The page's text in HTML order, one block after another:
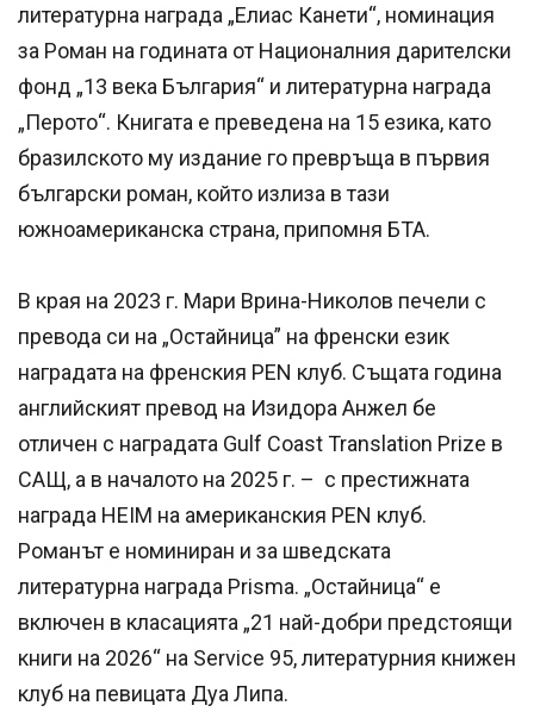
литературна награда „Елиас Канети“, номинация
за Роман на годината от Националния дарителски
фонд „13 века България“ и литературна награда
„Перото“. Книгата е преведена на 15 езика, като
бразилското му издание го превръща в първия
български роман, който излиза в тази
южноамериканска страна, припомня БТА.
В края на 2023 г. Мари Врина-Николов печели с
превода си на „Остайница” на френски език
наградата на френския PEN клуб. Същата година
английският превод на Изидора Анжел бе
отличен с наградата Gulf Coast Translation Prize в
САЩ, а в началото на 2025 г. – с престижната
награда HEIM на американския PEN клуб.
Романът е номиниран и за шведската
литературна награда Prisma. „Остайница“ е
включен в класацията „21 най-добри предстоящи
книги на 2026“ на Service 95, литературния книжен
клуб на певицата Дуа Липа.